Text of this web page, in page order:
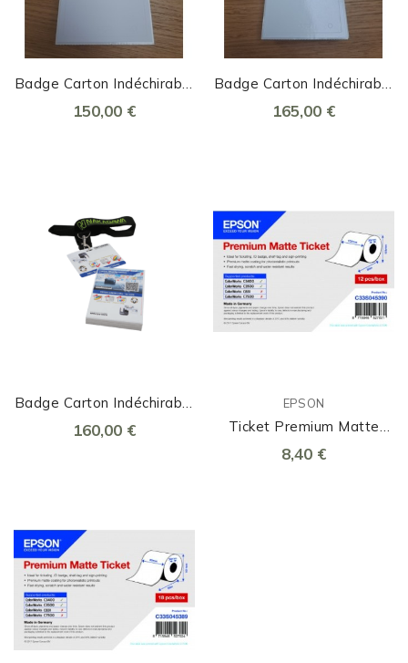
Badge Carton Indéchirable
86x120mm
150,00 €
Badge Carton Indéchirable
Brillant 86x120mm
165,00 €
Badge Carton Indéchirable
Perforé 54x86mm
160,00 €
EPSON
Ticket Premium Matte
102mm X 50m
8,40 €